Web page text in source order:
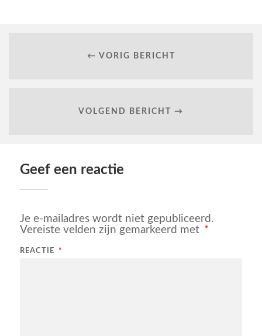
← VORIG BERICHT
VOLGEND BERICHT →
Geef een reactie
Je e-mailadres wordt niet gepubliceerd.
Vereiste velden zijn gemarkeerd met *
REACTIE *